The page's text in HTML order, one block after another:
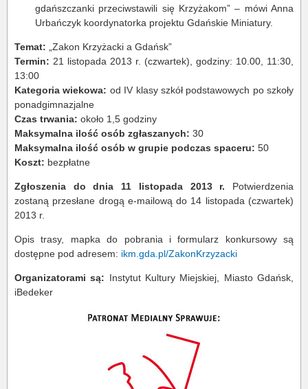
gdańszczanki przeciwstawili się Krzyżakom”– mówi Anna
Urbańczyk koordynatorka projektu Gdańskie Miniatury.
Temat: „Zakon Krzyżacki a Gdańsk”
Termin: 21 listopada 2013 r. (czwartek), godziny: 10.00, 11:30,
13:00
Kategoria wiekowa: od IV klasy szkół podstawowych po szkoły
ponadgimnazjalne
Czas trwania: około 1,5 godziny
Maksymalna ilość osób zgłaszanych: 30
Maksymalna ilość osób w grupie podczas spaceru: 50
Koszt: bezpłatne
Zgłoszenia do dnia 11 listopada 2013 r. Potwierdzenia
zostaną przesłane drogą e-mailową do 14 listopada (czwartek)
2013 r.
Opis trasy, mapka do pobrania i formularz konkursowy są
dostępne pod adresem: ikm.gda.pl/ZakonKrzyzacki
Organizatorami są: Instytut Kultury Miejskiej, Miasto Gdańsk,
iBedeker